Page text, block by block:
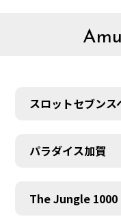
スロットセブンス
パラダイス加賀
The Jungle 1000